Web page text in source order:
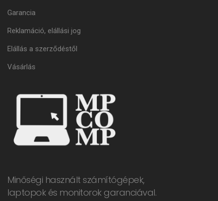
Minőségi használt számítógépek,
laptopok és monitorok garanciával.
Garancia
Reklamáció, elállási jog
Elállás a szerződéstől
Vásárlás